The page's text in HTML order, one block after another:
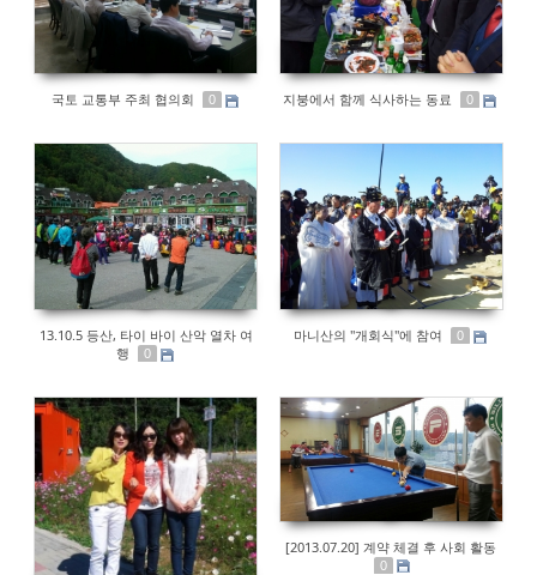
국토 교통부 주최 협의회 0 지붕에서 함께 식사하는 동료 0
13.10.5 등산, 타이 바이 산악 열차 여
행
0
마니산의 "개회식"에 참여 0
[2013.07.20] 계약 체결 후 사회 활동
0